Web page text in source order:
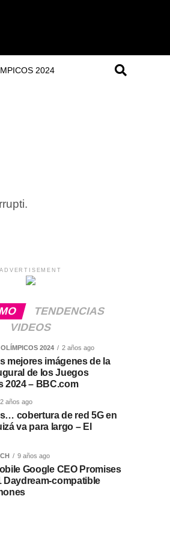
2024
ADVERTISEMENT
TENDENCIAS
VIDEOS
2024 2 años ago
mejores imágenes de la
de los Juegos
2024 – BBC.com
2 años ago
cobertura de red 5G en
va para largo – El
9 años ago
Google CEO Promises
Daydream-compatible